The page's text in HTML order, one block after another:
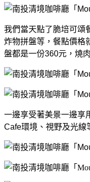
我們當天點了脆培可頌
炸物拼盤等，餐點價格
盤都是一份360元，燒
一邊享受著美景一邊享
Cafe環境、視野及光線